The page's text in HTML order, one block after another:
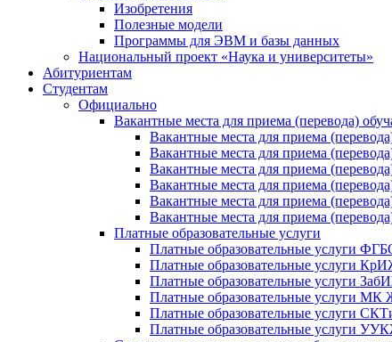
Изобретения
Полезные модели
Программы для ЭВМ и базы данных
Национальный проект «Наука и университеты»
Абитуриентам
Студентам
Официально
Вакантные места для приема (перевода)
Вакантные места для приема
Вакантные места для приема
Вакантные места для приема
Вакантные места для приема
Вакантные места для приема
Вакантные места для приема
Платные образовательные услуги
Платные образовательные услуги
Платные образовательные услуги
Платные образовательные услуги
Платные образовательные услуги
Платные образовательные услуги
Платные образовательные услуги